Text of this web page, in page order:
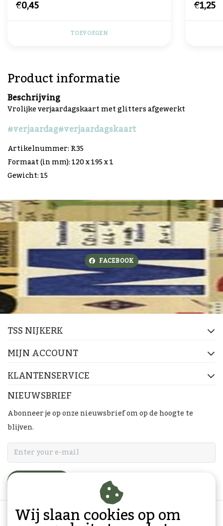
€0,45
TOEVOEGEN
€1,25
Product informatie
Beschrijving
Vrolijke verjaardagskaart met glitters afgewerkt
#verjaardag#verjaardagskaart
Artikelnummer: R.35
Formaat (in mm): 120 x 195 x 1
Gewicht: 15
FACEBOOK
TSS NIJKERK
MIJN ACCOUNT
KLANTENSERVICE
NIEUWSBRIEF
Abonneer je op onze nieuwsbrief om op de hoogte te
blijven.
Wij slaan cookies op om